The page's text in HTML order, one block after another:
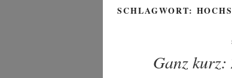
SCHLAGWORT:
Ganz kurz: